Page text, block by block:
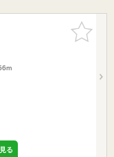
お気に入
りに追加
る